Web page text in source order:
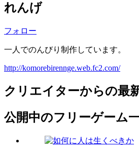
れんげ
フォロー
一人でのんびり制作しています。
http://komorebirennge.web.fc2.com/
クリエイターからの最
公開中のフリーゲーム